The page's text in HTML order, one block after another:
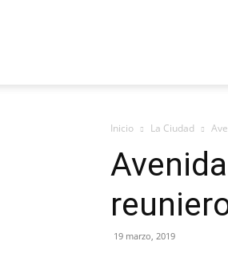
Inicio La Ciudad
19 marzo, 2019